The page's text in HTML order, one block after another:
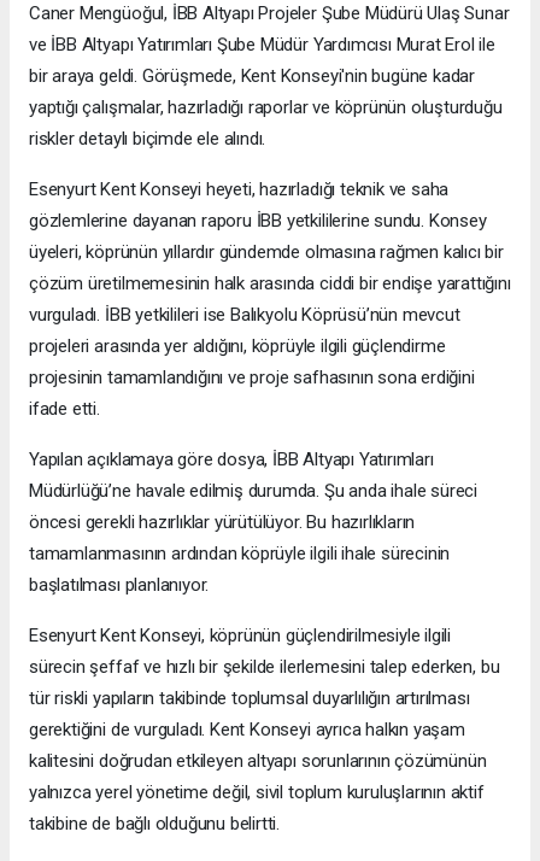
Caner Mengüoğul, İBB Altyapı Projeler Şube Müdürü Ulaş Sunar
ve İBB Altyapı Yatırımları Şube Müdür Yardımcısı Murat Erol ile
bir araya geldi. Görüşmede, Kent Konseyi'nin bugüne kadar
yaptığı çalışmalar, hazırladığı raporlar ve köprünün oluşturduğu
riskler detaylı biçimde ele alındı.
Esenyurt Kent Konseyi heyeti, hazırladığı teknik ve saha
gözlemlerine dayanan raporu İBB yetkililerine sundu. Konsey
üyeleri, köprünün yıllardır gündemde olmasına rağmen kalıcı bir
çözüm üretilmemesinin halk arasında ciddi bir endişe yarattığını
vurguladı. İBB yetkilileri ise Balıkyolu Köprüsü’nün mevcut
projeleri arasında yer aldığını, köprüyle ilgili güçlendirme
projesinin tamamlandığını ve proje safhasının sona erdiğini
ifade etti.
Yapılan açıklamaya göre dosya, İBB Altyapı Yatırımları
Müdürlüğü’ne havale edilmiş durumda. Şu anda ihale süreci
öncesi gerekli hazırlıklar yürütülüyor. Bu hazırlıkların
tamamlanmasının ardından köprüyle ilgili ihale sürecinin
başlatılması planlanıyor.
Esenyurt Kent Konseyi, köprünün güçlendirilmesiyle ilgili
sürecin şeffaf ve hızlı bir şekilde ilerlemesini talep ederken, bu
tür riskli yapıların takibinde toplumsal duyarlılığın artırılması
gerektiğini de vurguladı. Kent Konseyi ayrıca halkın yaşam
kalitesini doğrudan etkileyen altyapı sorunlarının çözümünün
yalnızca yerel yönetime değil, sivil toplum kuruluşlarının aktif
takibine de bağlı olduğunu belirtti.